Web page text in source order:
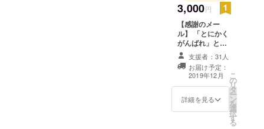
3,000円
【感謝のメー
ル】 「とにかく
がんばれ」と応
援してくれる方
に。お返しとし
て感謝のメール
をお送りしま
す。
支援者：31人
お届け予定：
2019年12月
詳細を見る
こ
の
リ
タ
ー
ン
を
選
択
す
る